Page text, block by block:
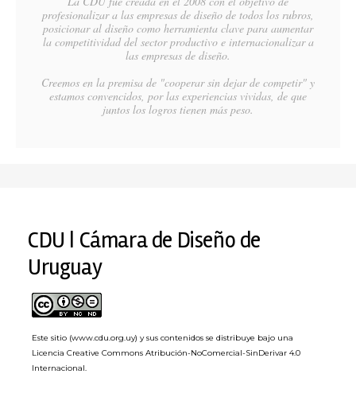
profesionalizar a las empresas de diseño de todos los rubros,
posicionar al diseño como herramienta clave para aumentar
la competitividad del sector productivo e internacionalizar a
las empresas de diseño.
Creemos en la premisa de "cooperar sin dejar de competir" y
estamos convencidos, por las experiencias vividas, de que
juntos los logros tienen más peso.
CDU | Cámara de Diseño de
Uruguay
Este sitio (www.cdu.org.uy) y sus contenidos se distribuye bajo una
Licencia Creative Commons Atribución-NoComercial-SinDerivar 4.0
Internacional.